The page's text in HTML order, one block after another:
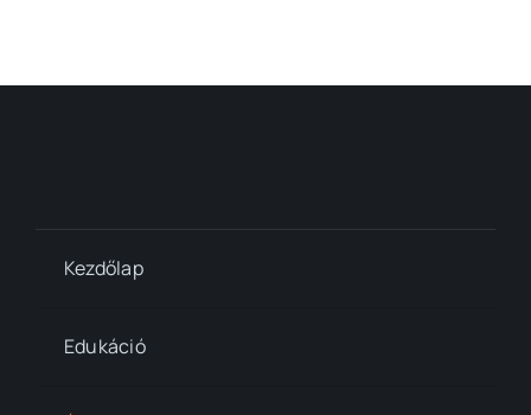
Kezdőlap
Edukáció